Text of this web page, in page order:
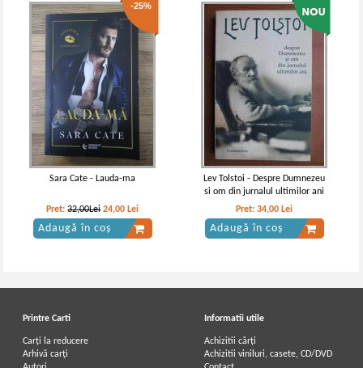
Jane Austen - Emma Jane Austen - Emma
-25%
Sara Cate - Lauda-ma
Pret:32,00Lei 24,00 Lei
Adaugă în coș
Lev Tolstoi - Despre Dumnezeu
si om din jurnalul ultimilor ani
Pret:34,00 Lei
Adaugă în coș
Printre Carti
Carți la reducere
Arhivă carți
Informatii utile
Achizitii cărți
Achizitii viniluri, casete, CD/DVD